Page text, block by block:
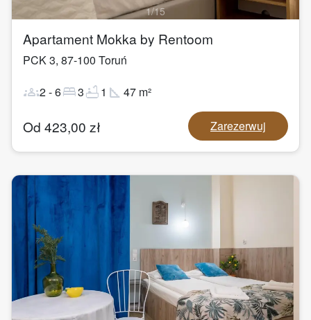
1/15
Apartament Mokka by Rentoom
PCK 3, 87-100 Toruń
groups2-6bed3bathtub1 square_foot 47 m²
Od 423,00 zł Zarezerwuj